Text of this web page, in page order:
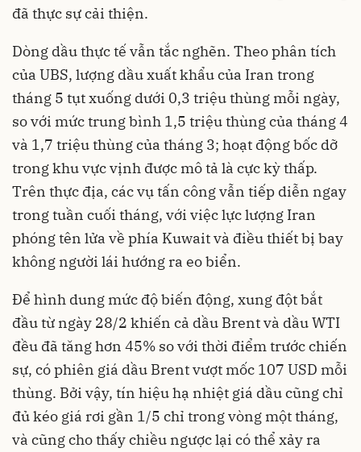
đã thực sự cải thiện.
Dòng dầu thực tế vẫn tắc nghẽn. Theo phân tích
của UBS, lượng dầu xuất khẩu của Iran trong
tháng 5 tụt xuống dưới 0,3 triệu thùng mỗi ngày,
so với mức trung bình 1,5 triệu thùng của tháng 4
và 1,7 triệu thùng của tháng 3; hoạt động bốc dỡ
trong khu vực vịnh được mô tả là cực kỳ thấp.
Trên thực địa, các vụ tấn công vẫn tiếp diễn ngay
trong tuần cuối tháng, với việc lực lượng Iran
phóng tên lửa về phía Kuwait và điều thiết bị bay
không người lái hướng ra eo biển.
Để hình dung mức độ biến động, xung đột bắt
đầu từ ngày 28/2 khiến cả dầu Brent và dầu WTI
đều đã tăng hơn 45% so với thời điểm trước chiến
sự, có phiên giá dầu Brent vượt mốc 107 USD mỗi
thùng. Bởi vậy, tín hiệu hạ nhiệt giá dầu cũng chỉ
đủ kéo giá rơi gần 1/5 chỉ trong vòng một tháng,
và cũng cho thấy chiều ngược lại có thể xảy ra